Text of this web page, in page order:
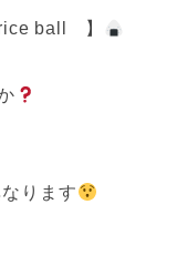
ball 】
ります